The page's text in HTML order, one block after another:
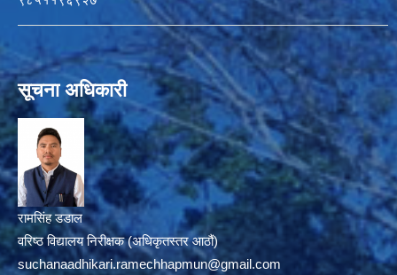
सूचना अधिकारी
रामसिंह डडाल
वरिष्ठ विद्यालय निरीक्षक (अधिकृतस्तर आठौं)
suchanaadhikari.ramechhapmun@gmail.com